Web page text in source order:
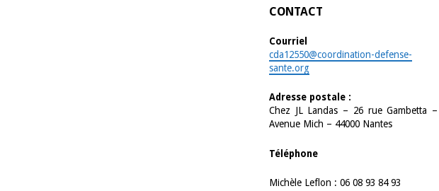
CONTACT
Courriel
cda12550@coordination-defense-
sante.org
Adresse postale :
Chez JL Landas – 26 rue Gambetta –
Avenue Mich – 44000 Nantes
Téléphone
Michèle Leflon : 06 08 93 84 93